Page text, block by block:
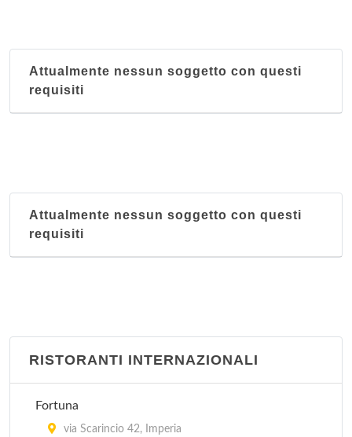
Attualmente nessun soggetto con questi
requisiti
Attualmente nessun soggetto con questi
requisiti
RISTORANTI INTERNAZIONALI
Fortuna
via Scarincio 42, Imperia